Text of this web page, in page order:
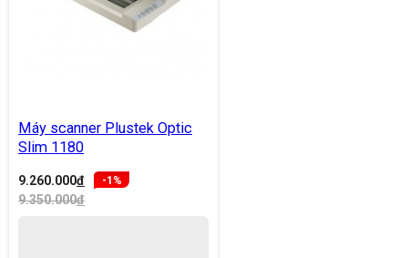
Máy scanner Plustek Optic
Slim 1180
9.260.000đ -1%
9.350.000đ